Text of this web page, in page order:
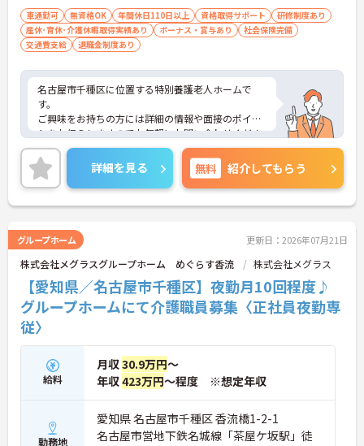
車通勤可 無資格OK 年間休日110日以上 資格取得サポート
研修制度あり
産休･育休･介護休暇取得実績あり
ボーナス・賞与あり
社会保険完備
交通費支給
退職金制度あり
名古屋市千種区に位置する特別養護老人ホームで
す。
ご興味をお持ちの方には詳細の情報や面接のポイン
トをお伝えしますのでお気軽にお問い合わせくださ
いませ。
詳細を見る 無料 紹介してもらう
グループホーム 更新日：2026年07月21日
株式会社メグラスグループホーム めぐらす香流 株式会社メグラス
【愛知県／名古屋市千種区】夜勤月10回程度♪
グループホームにて介護職員募集〈正社員夜勤専
従〉
給料
月収30.9万円～
年収423万円～程度 ※想定年収
勤務地
愛知県 名古屋市千種区 香流橋1-2-1
名古屋市営地下鉄名城線「茶屋ケ坂駅」徒